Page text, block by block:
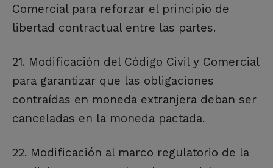
Comercial para reforzar el principio de
libertad contractual entre las partes.
21. Modificación del Código Civil y Comercial
para garantizar que las obligaciones
contraídas en moneda extranjera deban ser
canceladas en la moneda pactada.
22. Modificación al marco regulatorio de la